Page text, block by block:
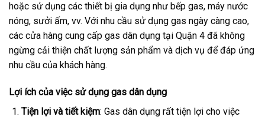
hoặc sử dụng các thiết bị gia dụng như bếp gas, máy nước
nóng, sưởi ấm, vv. Với nhu cầu sử dụng gas ngày càng cao,
các cửa hàng cung cấp gas dân dụng tại Quận 4 đã không
ngừng cải thiện chất lượng sản phẩm và dịch vụ để đáp ứng
nhu cầu của khách hàng.
Lợi ích của việc sử dụng gas dân dụng
Tiện lợi và tiết kiệm: Gas dân dụng rất tiện lợi cho việc